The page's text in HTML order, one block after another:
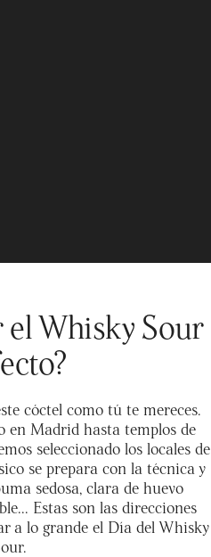
Whisky Sour
cóctel como tú te mereces.
en Madrid hasta templos de
seleccionado los locales de
se prepara con la técnica y
sedosa, clara de huevo
Estas son las direcciones
a lo grande el Día del Whisky